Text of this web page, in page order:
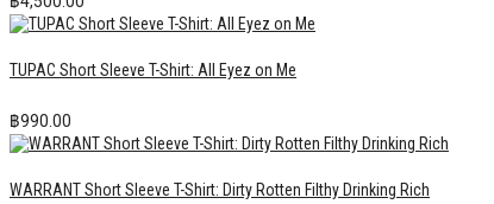
TUPAC Short Sleeve T-Shirt: All Eyez on Me
฿990.00
WARRANT Short Sleeve T-Shirt: Dirty Rotten Filthy Drinking Rich